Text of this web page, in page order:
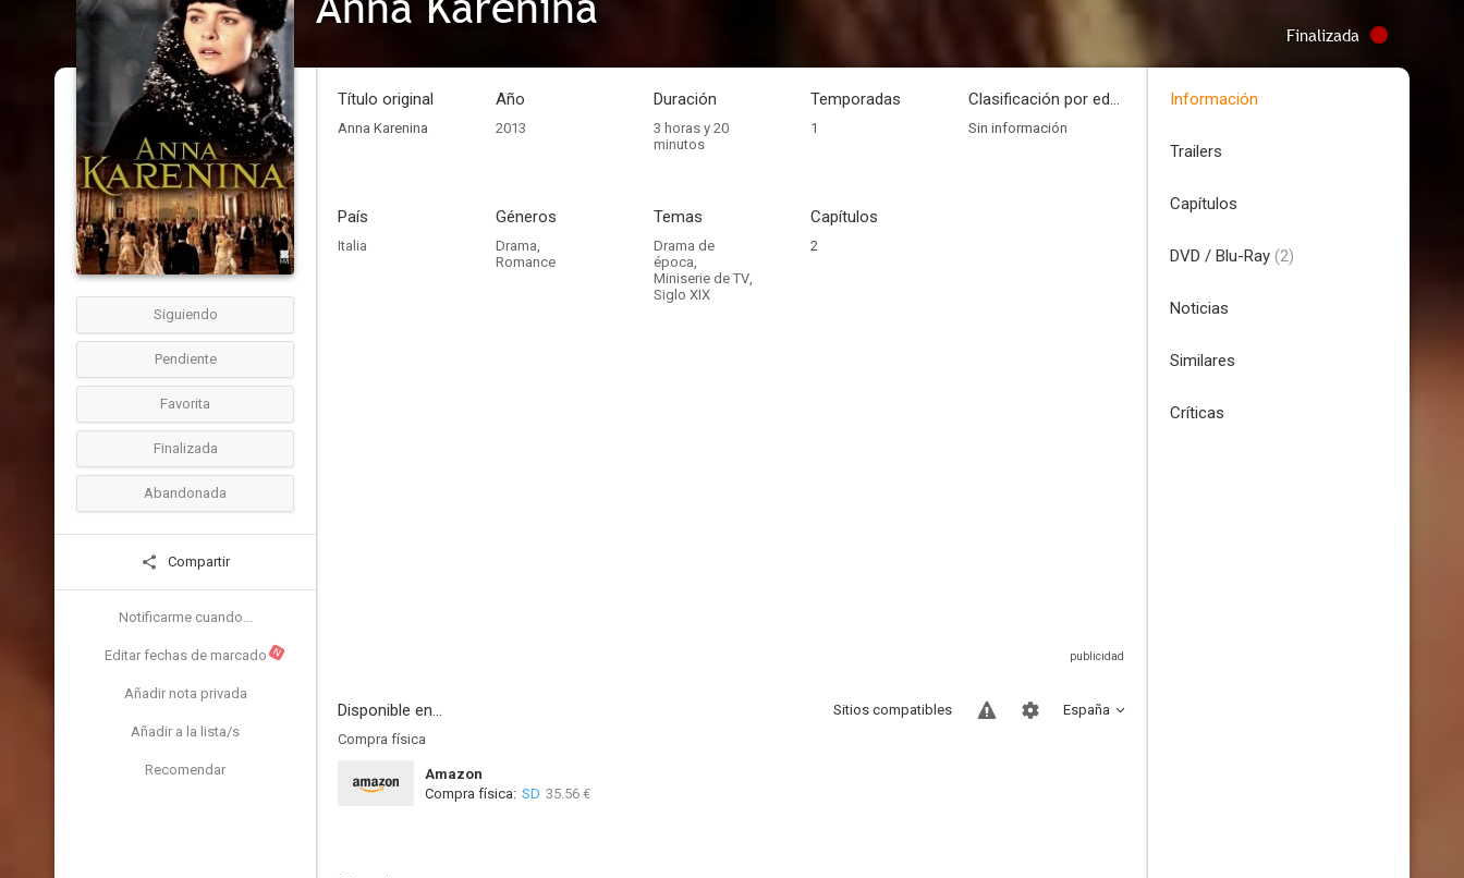
Finalizada
Siguiendo
Pendiente
Favorita
Finalizada
Abandonada
Compartir
Notificarme cuando...
Editar fechas de marcado N
Añadir nota privada
Añadir a la lista/s
Recomendar
Título original
Anna Karenina
Año
2013
Duración
3 horas y 20
minutos
Temporadas
1
Clasificación por edades
Sin información
País
Italia
Géneros
Drama,
Romance
Temas
Drama de
época,
Miniserie de TV,
Siglo XIX
Capítulos
2
Disponible en... España
Sitios compatibles
Compra física
Amazon
Compra física: SD 35.56 €
Información
Trailers
Capítulos
DVD / Blu-Ray (2)
Noticias
Similares
Críticas